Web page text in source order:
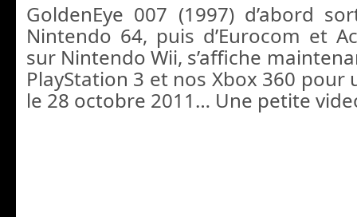
GoldenEye 007 (1997) d’abord
Nintendo 64, puis d’Eurocom et
sur Nintendo Wii, s’affiche
PlayStation 3 et nos Xbox 360
le 28 octobre 2011… Une petite